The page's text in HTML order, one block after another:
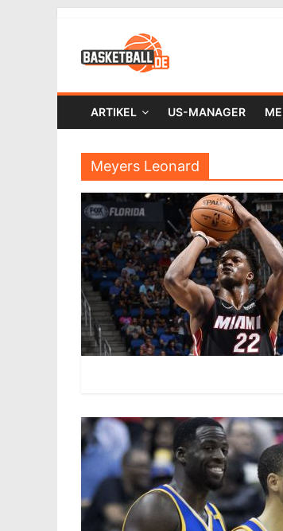
ARTIKEL US-MANAGER
Meyers Leonard